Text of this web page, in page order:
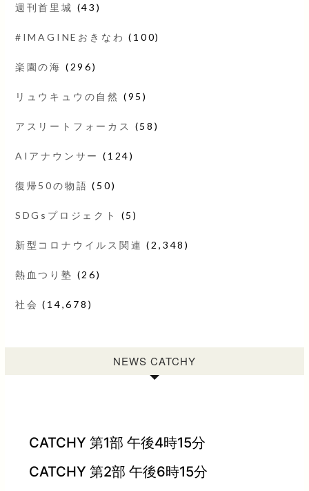
週刊首里城 (43)
#IMAGINEおきなわ (100)
楽園の海 (296)
リュウキュウの自然 (95)
アスリートフォーカス (58)
AIアナウンサー (124)
復帰50の物語 (50)
SDGsプロジェクト (5)
新型コロナウイルス関連 (2,348)
熱血つり塾 (26)
社会 (14,678)
NEWS CATCHY
CATCHY 第1部 午後4時15分
CATCHY 第2部 午後6時15分